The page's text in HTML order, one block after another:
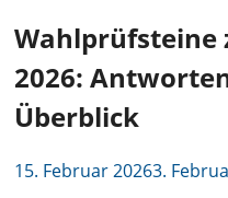
Wahlprüfsteine
2026:
Überblick
15. Februar 20263.